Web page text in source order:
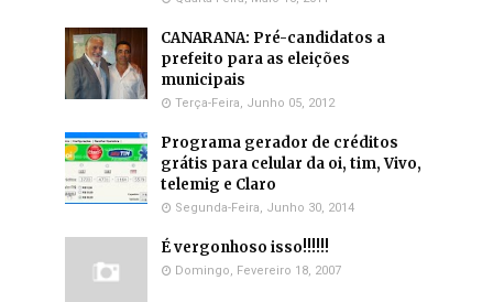
CANARANA: Pré-candidatos a
prefeito para as eleições
municipais
Terça-Feira, Junho 05, 2012
Programa gerador de créditos
grátis para celular da oi, tim, Vivo,
telemig e Claro
Segunda-Feira, Junho 30, 2014
É vergonhoso isso!!!!!!
Domingo, Fevereiro 18, 2007